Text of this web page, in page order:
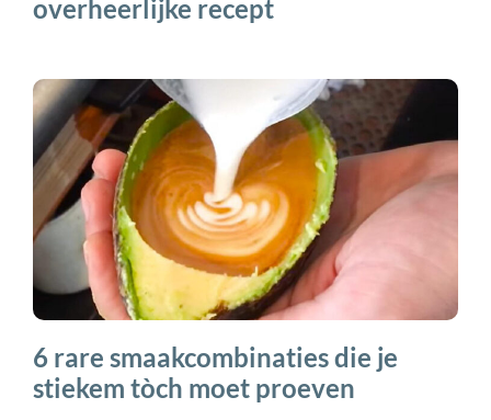
overheerlijke recept
6 rare smaakcombinaties die je
stiekem tòch moet proeven